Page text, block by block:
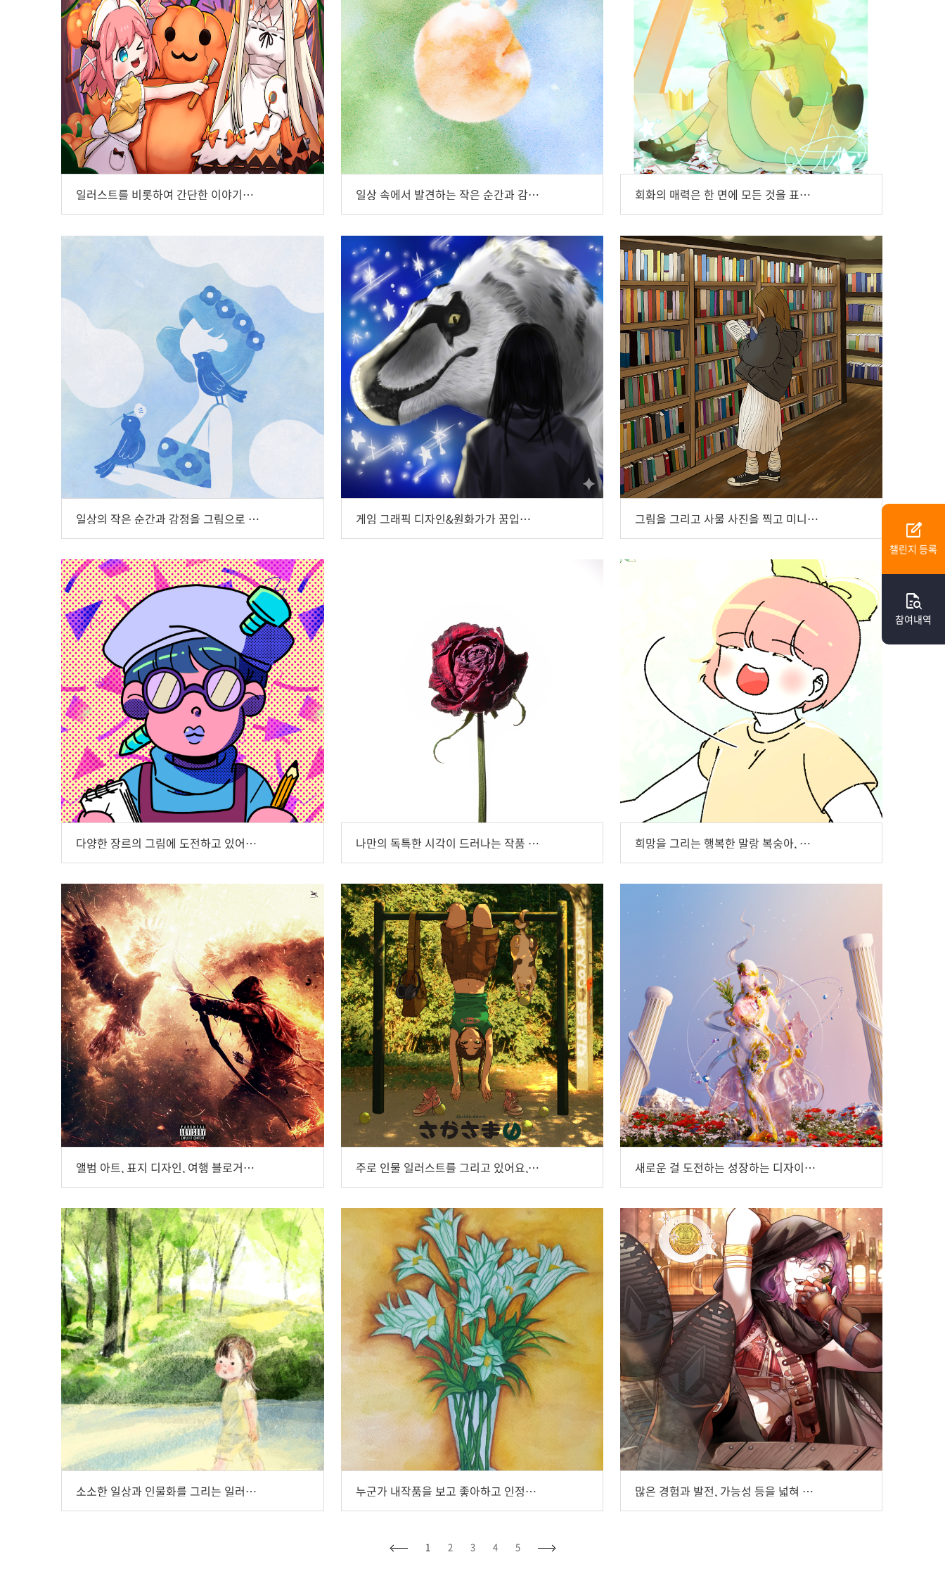
edit_square
챌린지 등록
quick_reference_all
참여내역
일러스트를 비롯하여 간단한 이야기도 쓰곤 하는 창작자, Horsekaman 일상 속에서 발견하는 작은 순간과 감정들, 일러스트 작가 몽결 회화의 매력은 한 면에 모든 것을 표현해내는 세상에서 가장 직관적인 장르, 이시원 화가
일상의 작은 순간과 감정을 그림으로 기록하는 일러스트레이터, MOKOII 게임 그래픽 디자인&원화가가 꿈입니다, 유연서 그림을 그리고 사물 사진을 찍고 미니어처 돌하우스를 만드는 네로수
다양한 장르의 그림에 도전하고 있어요, 이소연 작가 나만의 독특한 시각이 드러나는 작품 사진을 찍고 싶어요, 정태섭 사진가 희망을 그리는 행복한 말랑 복숭아, 말복 작가
앨범 아트, 표지 디자인, 여행 블로거로 활동 중, 아티스트 태이 주로 인물 일러스트를 그리고 있어요, 일러스트 작가 ‘달드’ 새로운 걸 도전하는 성장하는 디자이너가 되고 싶어요, 그래픽 디자이너 ‘Pia_runa’
소소한 일상과 인물화를 그리는 일러스트레이터 장윤정 누군가 내작품을 보고 좋아하고 인정하고 위로와 공감을 얻을때 보람을 느껴요, 편집디자이너 오선순 많은 경험과 발전, 가능성 등을 넓혀 나가고 싶어요, 비녹(BNok)
1 2 3 4 5